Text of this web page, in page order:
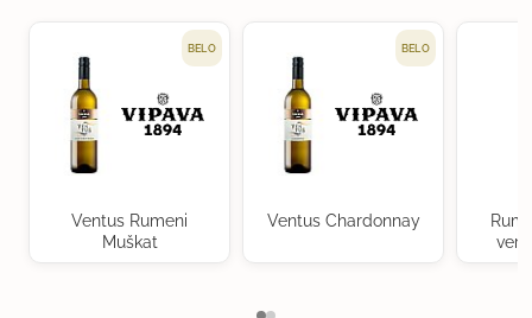
BELO
Ventus Rumeni
Muškat
BELO
Ventus Chardonnay